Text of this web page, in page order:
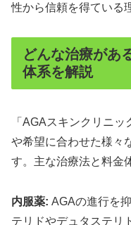
性から信頼を得ている
どんな治療があ
体系を解説
「AGAスキンクリニ
や希望に合わせた様々
す。主な治療法と料金
内服薬: AGAの進行を
テリドやデュタステリ